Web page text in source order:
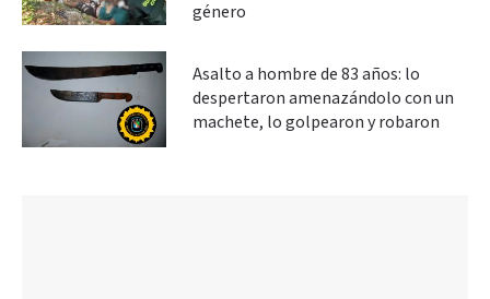
género
Asalto a hombre de 83 años: lo
despertaron amenazándolo con un
machete, lo golpearon y robaron